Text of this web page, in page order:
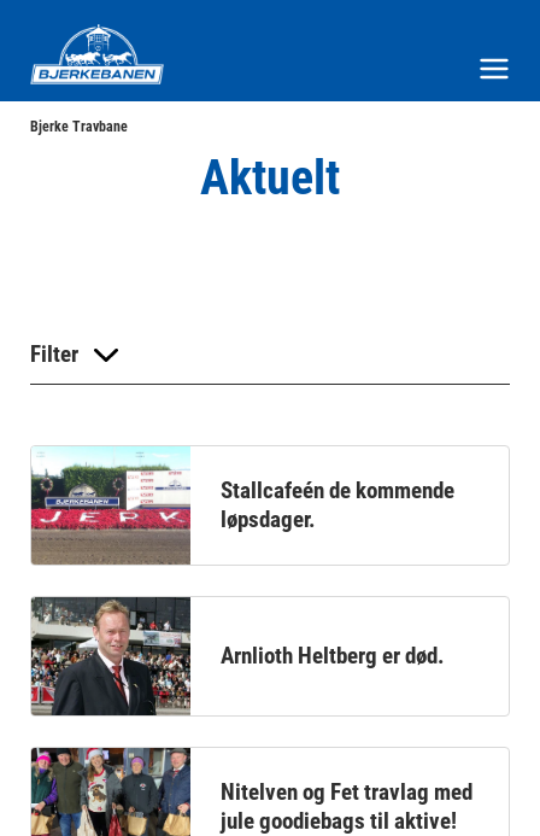
Bjerke Travbane
Aktuelt
Filter
Stallcafeén de kommende
løpsdager.
Arnlioth Heltberg er død.
Nitelven og Fet travlag med
jule goodiebags til aktive!